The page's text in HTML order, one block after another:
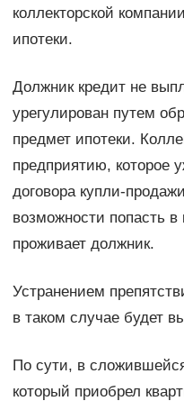
коллекторской
ипотеки.
Должник кредит не
урегулирован путем
предмет ипотеки.
предприятию, которое
договора купли-
возможности попасть в
проживает должник.
Устранением
в таком случае будет
По сути, в
который приобрел